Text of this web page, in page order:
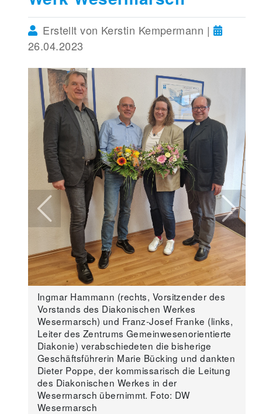
Erstellt von Kerstin Kempermann |
26.04.2023
Ingmar Hammann (rechts, Vorsitzender des
Vorstands des Diakonischen Werkes
Wesermarsch) und Franz-Josef Franke (links,
Leiter des Zentrums Gemeinwesenorientierte
Diakonie) verabschiedeten die bisherige
Geschäftsführerin Marie Bücking und dankten
Dieter Poppe, der kommissarisch die Leitung
des Diakonischen Werkes in der
Wesermarsch übernimmt. Foto: DW
Wesermarsch
Ingmar Hammann (Mitte, Vorsitzender des
Vorstands des Diakonischen Werkes
Wesermarsch) verabschiedete die bisherige
Geschäftsführerin Marie Bücking und dankte
Dieter Poppe, der kommissarisch die Leitung
des Diakonischen Werkes in der
Wesermarsch übernimmt. Foto: DW
Wesermarsch
Previous Next